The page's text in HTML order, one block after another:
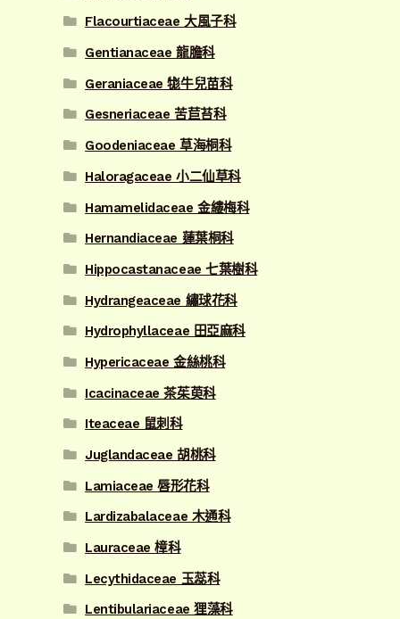
Flacourtiaceae 大風子科
Gentianaceae 龍膽科
Geraniaceae 牻牛兒苗科
Gesneriaceae 苦苣苔科
Goodeniaceae 草海桐科
Haloragaceae 小二仙草科
Hamamelidaceae 金縷梅科
Hernandiaceae 蓮葉桐科
Hippocastanaceae 七葉樹科
Hydrangeaceae 繡球花科
Hydrophyllaceae 田亞麻科
Hypericaceae 金絲桃科
Icacinaceae 茶茱萸科
Iteaceae 鼠刺科
Juglandaceae 胡桃科
Lamiaceae 唇形花科
Lardizabalaceae 木通科
Lauraceae 樟科
Lecythidaceae 玉蕊科
Lentibulariaceae 狸藻科